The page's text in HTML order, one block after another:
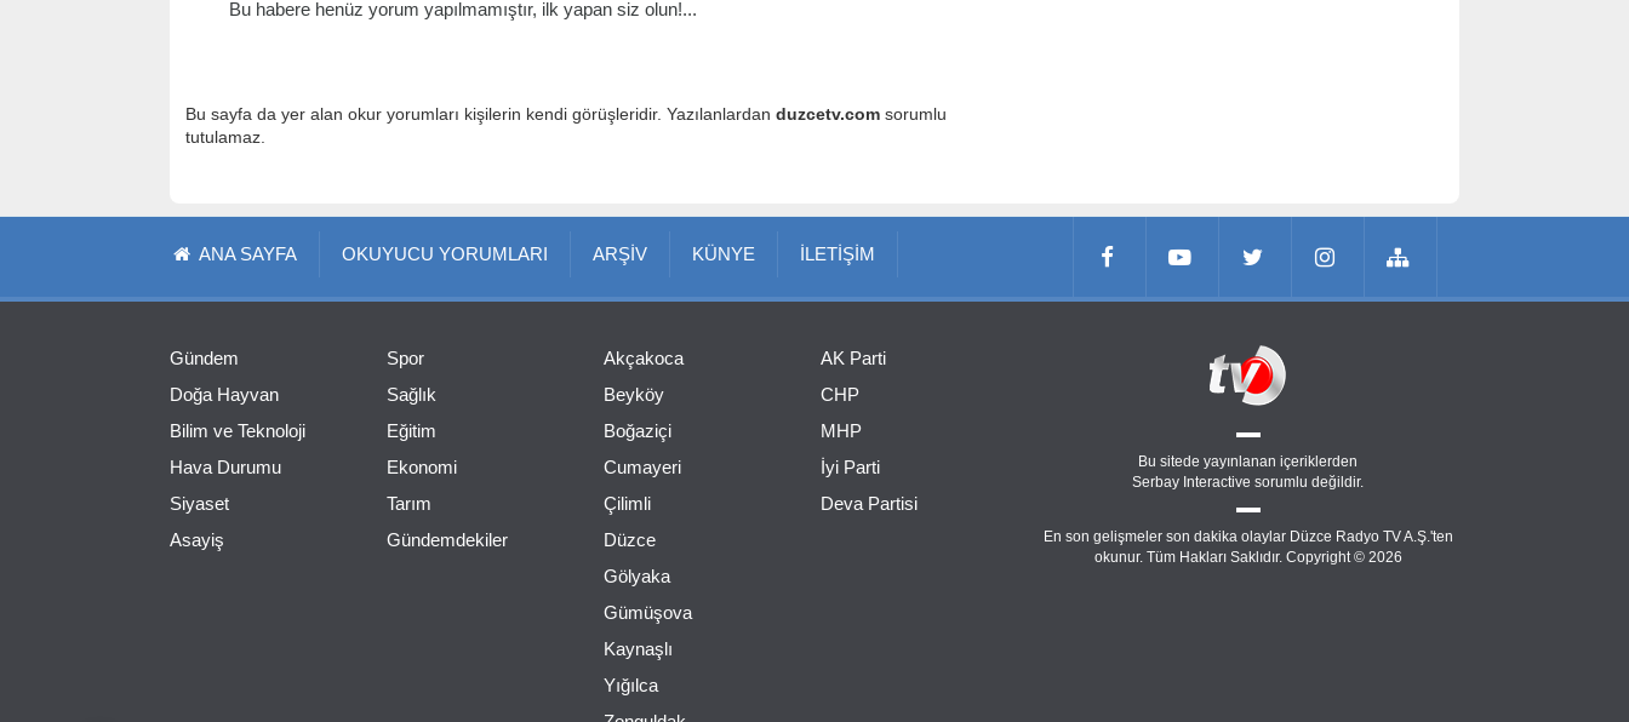
Bu habere henüz yorum yapılmamıştır, ilk yapan siz olun!...
Bu sayfa da yer alan okur yorumları kişilerin kendi görüşleridir. Yazılanlardan duzcetv.com sorumlu
tutulamaz.
ANA SAYFA OKUYUCU YORUMLARI ARŞİV KÜNYE İLETİŞİM
Gündem
Doğa Hayvan
Bilim ve Teknoloji
Hava Durumu
Siyaset
Asayiş
Spor
Sağlık
Eğitim
Ekonomi
Tarım
Gündemdekiler
Akçakoca
Beyköy
Boğaziçi
Cumayeri
Çilimli
Düzce
Gölyaka
Gümüşova
Kaynaşlı
Yığılca
AK Parti
CHP
MHP
İyi Parti
Deva Partisi
Bu sitede yayınlanan içeriklerden
Serbay Interactive sorumlu değildir.
En son gelişmeler son dakika olaylar Düzce Radyo TV A.Ş.'ten
okunur. Tüm Hakları Saklıdır. Copyright © 2026